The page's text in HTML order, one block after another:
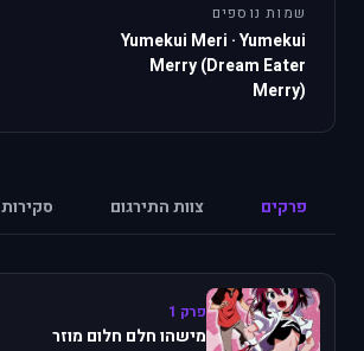
שמות נוספים
Yumekui Meri ·Yumekui
Merry (Dream Eater
Merry)
פרקים צוות התירגום סקירות
פרק 1
מישהו חלם חלום מוזר